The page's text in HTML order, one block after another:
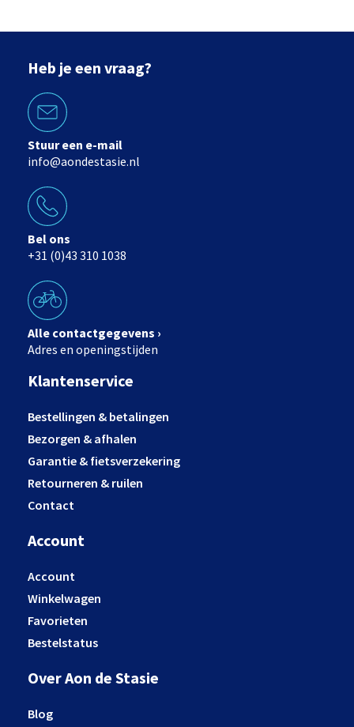
Heb je een vraag?
Stuur een e-mail
info@aondestasie.nl
Bel ons
+31 (0)43 310 1038
Alle contactgegevens ›
Adres en openingstijden
Klantenservice
Bestellingen & betalingen
Bezorgen & afhalen
Garantie & fietsverzekering
Retourneren & ruilen
Contact
Account
Account
Winkelwagen
Favorieten
Bestelstatus
Over Aon de Stasie
Blog